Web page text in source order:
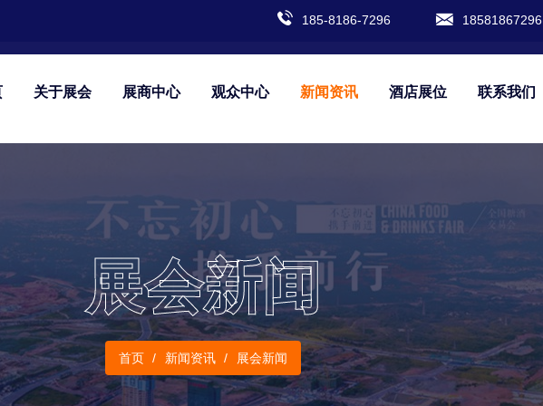
185-8186-7296
关于展会 展商中心 观众中心 新闻资讯 酒店展位 联系我们
展会新闻
首页 新闻资讯 展会新闻